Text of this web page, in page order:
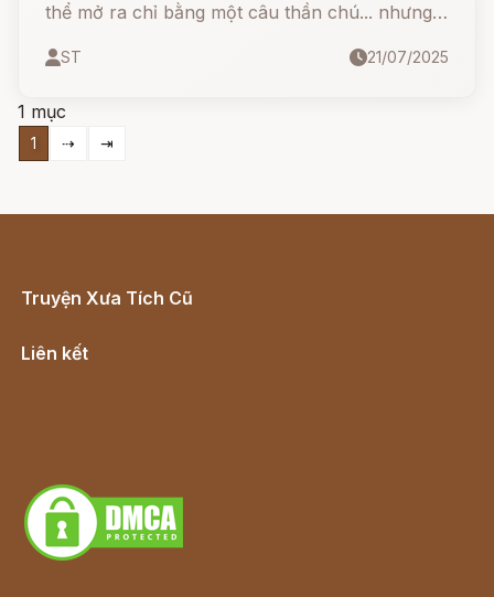
thể mở ra chỉ bằng một câu thần chú... nhưng
ST 21/07/2025
1 mục
1 ⇢ ⇥
Truyện Xưa Tích Cũ
Liên kết